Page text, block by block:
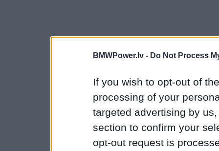
BMWPower.lv - Do Not Process
If you wish to opt-out of
processing of your
targeted advertising by
section to confirm your
opt-out request is